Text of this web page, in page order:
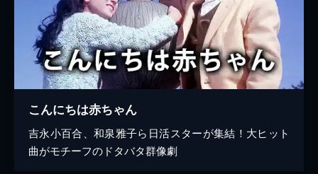
こんにちは赤ちゃん
吉永小百合、和泉雅子ら日活スターが集結！大ヒット
曲がモチーフのドタバタ群像劇